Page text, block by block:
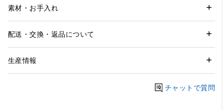
素材・お手入れ
配送・交換・返品について
生産情報
チャットで質問